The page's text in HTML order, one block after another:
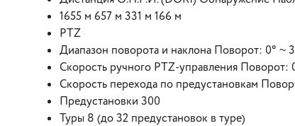
1655 м 657 м 331 м 166 м
PTZ
Диапазон поворота и наклона Поворот: 0° ~
Скорость ручного PTZ-управления
Скорость перехода по предустановкам
Предустановки 300
Туры 8 (до 32 предустановок в туре)